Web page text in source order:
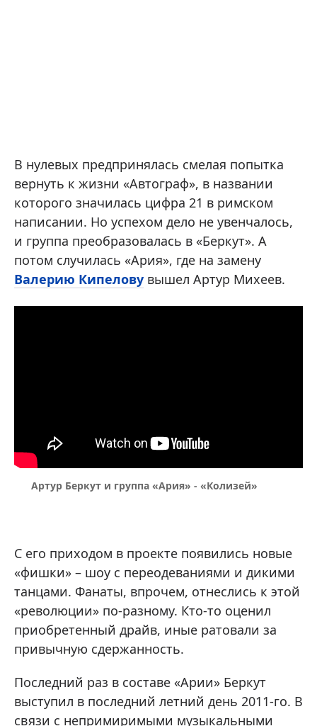
В нулевых предпринялась смелая попытка
вернуть к жизни «Автограф», в названии
которого значилась цифра 21 в римском
написании. Но успехом дело не увенчалось,
и группа преобразовалась в «Беркут». А
потом случилась «Ария», где на замену
Валерию Кипелову вышел Артур Михеев.
Артур Беркут и группа «Ария» - «Колизей»
С его приходом в проекте появились новые
«фишки» – шоу с переодеваниями и дикими
танцами. Фанаты, впрочем, отнеслись к этой
«революции» по-разному. Кто-то оценил
приобретенный драйв, иные ратовали за
привычную сдержанность.
Последний раз в составе «Арии» Беркут
выступил в последний летний день 2011-го. В
связи с непримиримыми музыкальными